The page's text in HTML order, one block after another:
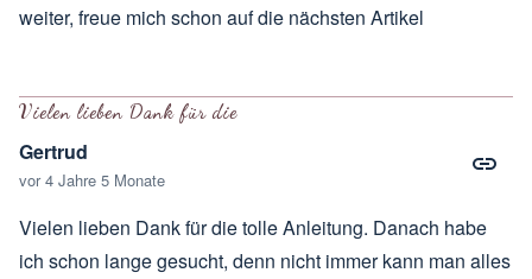
weiter, freue mich schon auf die nächsten Artikel
Vielen lieben Dank für die
Gertrud
vor 4 Jahre 5 Monate
Vielen lieben Dank für die tolle Anleitung. Danach habe
ich schon lange gesucht, denn nicht immer kann man alles